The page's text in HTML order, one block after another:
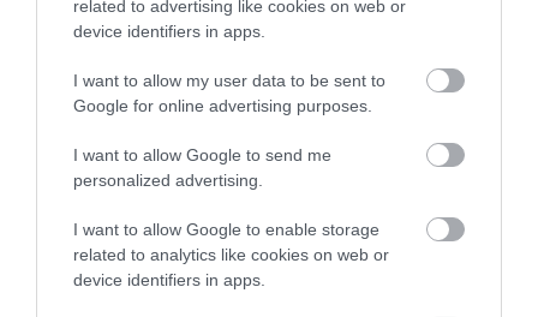
related to advertising like cookies on web or
device identifiers in apps.
I want to allow my user data to be sent to
Google for online advertising purposes.
I want to allow Google to send me
personalized advertising.
I want to allow Google to enable storage
related to analytics like cookies on web or
device identifiers in apps.
Alineación:Oblak – Trippier, Felipe, Savic, Hermoso –
Carrasco, Koke, Marcos Llorente, Correa – Luis Suárez,
Giménez (lesión muscular),
Grbic (COVID-19), Héctor Herrera.
Estos jugadores son duda: